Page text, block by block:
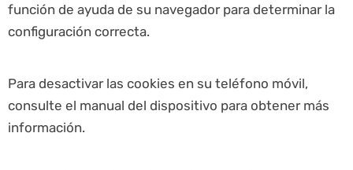
función de ayuda de su navegador para determinar la
configuración correcta.
Para desactivar las cookies en su teléfono móvil,
consulte el manual del dispositivo para obtener más
información.